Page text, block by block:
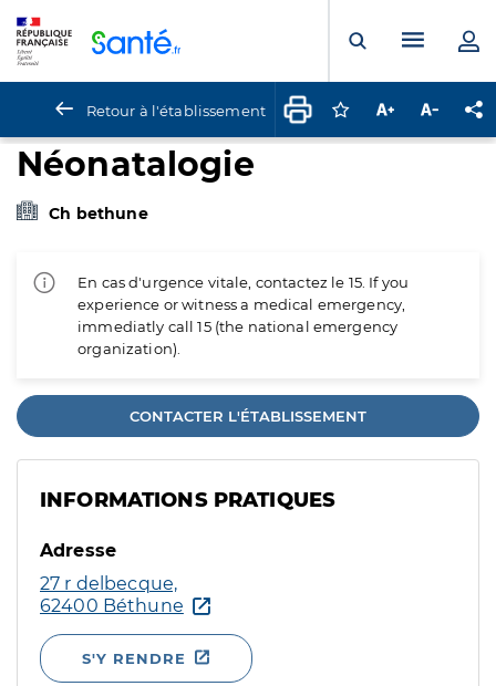
Ouvrir laMenu
Retour à l'établissement Connectez-vous
Augmenter la
Néonatalogie
Ch bethune
En cas d'urgence vitale, contactez le 15. If you
experience or witness a medical emergency,
immediatly call 15 (the national emergency
organization).
CONTACTER L'ÉTABLISSEMENT
INFORMATIONS PRATIQUES
Adresse
27 r delbecque,
62400 Béthune
S'Y RENDRE